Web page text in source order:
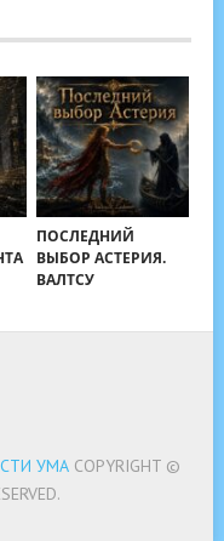
ПОСЛЕДНИЙ
ВЫБОР АСТЕРИЯ.
ВАЛТСУ
УМАCOPYRIGHT ©